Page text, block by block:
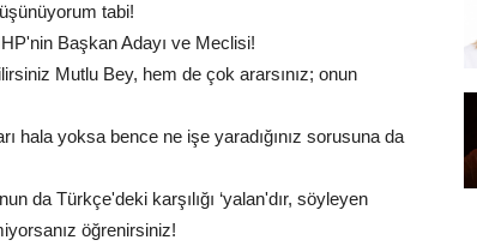
tabi!
Başkan Adayı ve Meclisi!
Mutlu Bey, hem de çok ararsınız; onun
hala yoksa bence ne işe yaradığınız sorusuna da
da Türkçe'deki karşılığı ‘yalan'dır, söyleyen
öğrenirsiniz!